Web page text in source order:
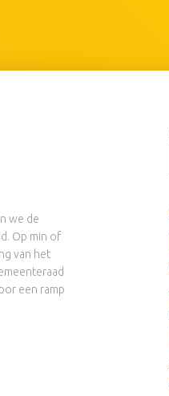
we de
Op min of
van het
een ramp